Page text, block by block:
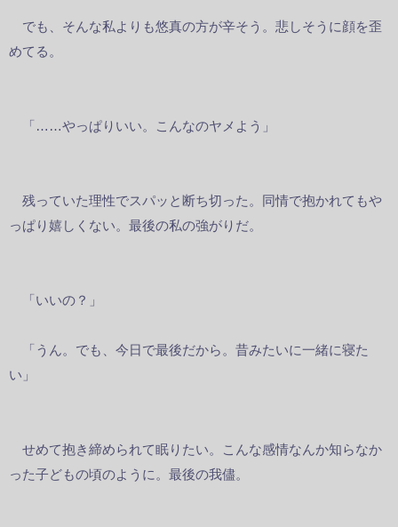
でも、そんな私よりも悠真の方が辛そう。悲しそうに顔を歪
めてる。
「……やっぱりいい。こんなのヤメよう」
残っていた理性でスパッと断ち切った。同情で抱かれてもや
っぱり嬉しくない。最後の私の強がりだ。
「いいの？」
「うん。でも、今日で最後だから。昔みたいに一緒に寝た
い」
せめて抱き締められて眠りたい。こんな感情なんか知らなか
った子どもの頃のように。最後の我儘。